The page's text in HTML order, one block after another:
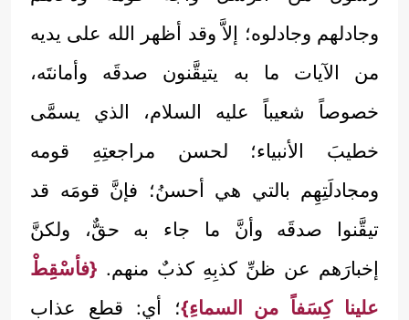
وجادلهم وجادلوه؛ إلاَّ وقد أظهر الله على يديه
من الآيات ما به يتيقَّنون صدقَه وأمانتَه،
خصوصاً شعيباً عليه السلام، الذي يسمَّى
خطيبَ الأنبياء؛ لحسن مراجعتِهِ قومه
ومجادلَتِهِم بالتي هي أحسنُ؛ فإنَّ قومَه قد
تيقَّنوا صدقَه وأنَّ ما جاء به حقٌّ، ولكنَّ
إخبارَهم عن ظنِّ كذبِهِ كذبٌ منهم. {فأسْقِطْ
علينا كِسَفاً من السماءِ}؛ أي: قطع عذاب